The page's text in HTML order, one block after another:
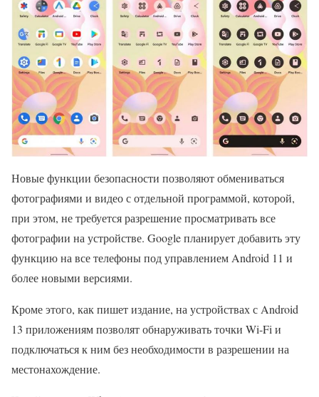
Новые функции безопасности позволяют обмениваться
фотографиями и видео с отдельной программой, которой,
при этом, не требуется разрешение просматривать все
фотографии на устройстве. Google планирует добавить эту
функцию на все телефоны под управлением Android 11 и
более новыми версиями.
Кроме этого, как пишет издание, на устройствах с Android
13 приложениям позволят обнаруживать точки Wi-Fi и
подключаться к ним без необходимости в разрешении на
местонахождение.